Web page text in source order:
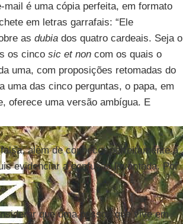
é uma cópia perfeita, em formato
em letras garrafais: “Ele
as dubiados quatro cardeais. Seja o
os cinco sic et noncom os quais o
uma, com proposições retomadas do
uma das cinco perguntas, o papa, em
oferece uma versão ambígua. E
além de conhecer perfeitamente a
evidenciar a confusão levantada. Por
que uma pessoa que vive em